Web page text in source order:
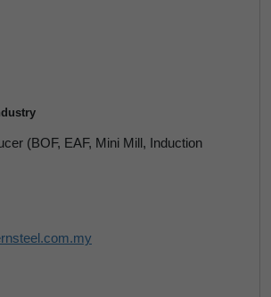
(BOF, EAF, Mini Mill, Induction